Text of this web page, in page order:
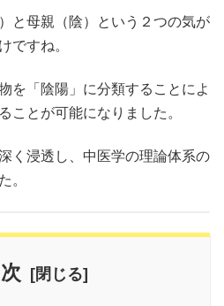
と母親（陰）という２つの気が
ですね。
を「陰陽」に分類することによ
ことが可能になりました。
く浸透し、中医学の理論体系の
。